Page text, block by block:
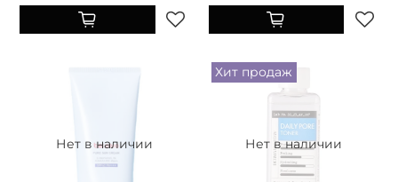
Нет в наличии Нет в наличии
Хит продаж